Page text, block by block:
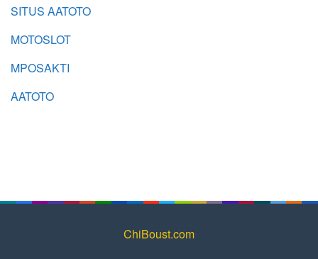
SITUS AATOTO
MOTOSLOT
MPOSAKTI
AATOTO
ChiBoust.com